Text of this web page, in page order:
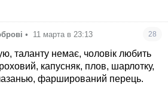
• 11 марта в 23:13 28
таланту немає, чоловік любить
капусняк, плов, шарлотку,
фарширований перець.